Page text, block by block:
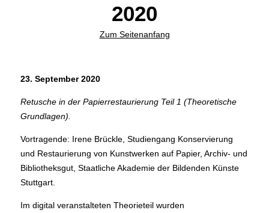
2020
Zum Seitenanfang
23. September 2020
Retusche in der Papierrestaurierung Teil 1 (Theoretische
Grundlagen).
Vortragende: Irene Brückle, Studiengang Konservierung
und Restaurierung von Kunstwerken auf Papier, Archiv- und
Bibliotheksgut, Staatliche Akademie der Bildenden Künste
Stuttgart.
Im digital veranstalteten Theorieteil wurden